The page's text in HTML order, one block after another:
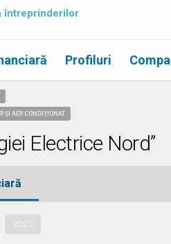
întreprinderilor
Profiluri
ȘI AER CONDIȚIONAT
Electrice Nord”